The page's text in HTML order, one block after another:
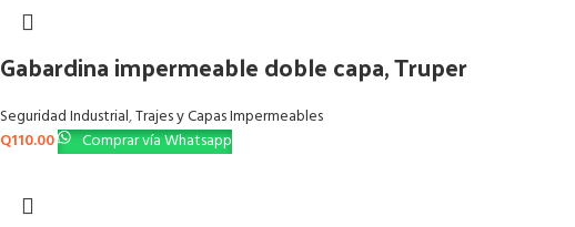
Gabardina impermeable doble capa, Truper
Seguridad Industrial,Trajes y Capas Impermeables
Q110.00 Comprar vía Whatsapp